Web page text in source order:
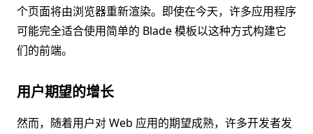
个页面将由浏览器重新渲染。即使在今天，许多应用程序
可能完全适合使用简单的 Blade 模板以这种方式构建它
们的前端。
用户期望的增长
然而，随着用户对 Web 应用的期望成熟，许多开发者发